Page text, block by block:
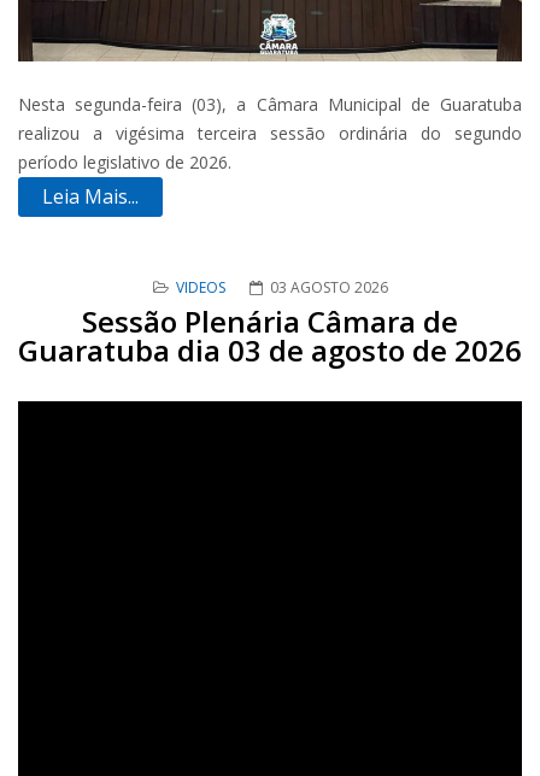
Nesta segunda-feira (03), a Câmara Municipal de Guaratuba
realizou a vigésima terceira sessão ordinária do segundo
período legislativo de 2026.
Leia Mais...
VIDEOS 03 AGOSTO 2026
Sessão Plenária Câmara de
Guaratuba dia 03 de agosto de 2026